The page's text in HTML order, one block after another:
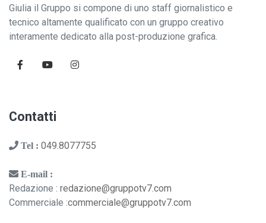
Giulia il Gruppo si compone di uno staff giornalistico e
tecnico altamente qualificato con un gruppo creativo
interamente dedicato alla post-produzione grafica.
Contatti
Tel : 049.8077755
E-mail :
Redazione : redazione@gruppotv7.com
Commerciale :commerciale@gruppotv7.com